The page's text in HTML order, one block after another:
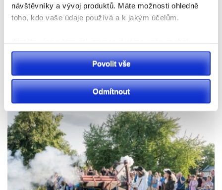
návštěvníky a vývoj produktů. Máte možnosti ohledně
toho, kdo vaše údaje používá a k jakým účelům.
údaje, a nastavte si předvolby včásti s podrobnostmi.
Svůj souhlas můžete kdykoliv změnit nebo odvolat v
části Prohlášení o souborech cookie.
K personalizaci obsahu a reklam, poskytování funkcí
sociálních médií a analýze naší návštěvnosti využíváme
soubory cookie. Informace o tom, jak náš web používáte,
sdílíme se svými partnery pro sociální média, inzerci a
analýzy. Partneři tyto údaje mohou zkombinovat s
dalšími informacemi, které jste jim poskytli nebo které
získali v důsledku toho, že používáte jejich služby.
Povolit vše
Odmítnout
Sport
VIDEO: Sportovní park Pardubice slaví 10. ročník.
Přináší rekordní počet stanovišťi novou aplikaci